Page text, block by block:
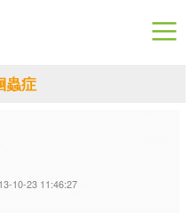
蟲症
10-23 11:46:27